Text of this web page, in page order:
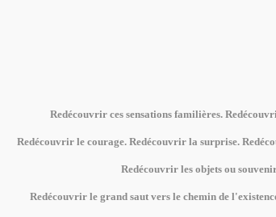
Redécouvrir ces sensations familières.
Redécouvrir le courage. Redécouvrir la surprise.
Redécouvrir les objets ou
Redécouvrir le grand saut vers le chemin de